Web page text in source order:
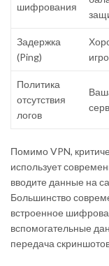
шифрования
Задержка
(Ping)
Политика
отсутствия
логов
Помимо VPN,
использует
вводите данные на
Большинство
встроенное
вспомогательные
передача